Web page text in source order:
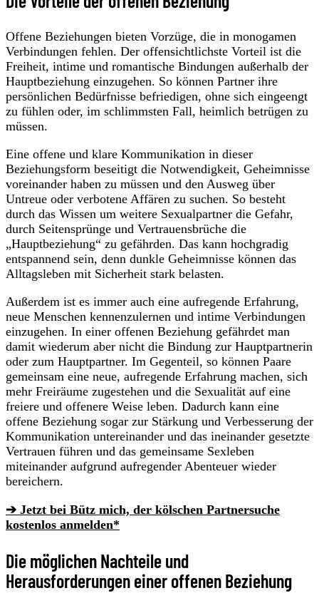
Offene Beziehungen bieten Vorzüge, die in monogamen
Verbindungen fehlen. Der offensichtlichste Vorteil ist die
Freiheit, intime und romantische Bindungen außerhalb der
Hauptbeziehung einzugehen. So können Partner ihre
persönlichen Bedürfnisse befriedigen, ohne sich eingeengt
zu fühlen oder, im schlimmsten Fall, heimlich betrügen zu
müssen.
Eine offene und klare Kommunikation in dieser
Beziehungsform beseitigt die Notwendigkeit, Geheimnisse
voreinander haben zu müssen und den Ausweg über
Untreue oder verbotene Affären zu suchen. So besteht
durch das Wissen um weitere Sexualpartner die Gefahr,
durch Seitensprünge und Vertrauensbrüche die
„Hauptbeziehung“ zu gefährden. Das kann hochgradig
entspannend sein, denn dunkle Geheimnisse können das
Alltagsleben mit Sicherheit stark belasten.
Außerdem ist es immer auch eine aufregende Erfahrung,
neue Menschen kennenzulernen und intime Verbindungen
einzugehen. In einer offenen Beziehung gefährdet man
damit wiederum aber nicht die Bindung zur Hauptpartnerin
oder zum Hauptpartner. Im Gegenteil, so können Paare
gemeinsam eine neue, aufregende Erfahrung machen, sich
mehr Freiräume zugestehen und die Sexualität auf eine
freiere und offenere Weise leben. Dadurch kann eine
offene Beziehung sogar zur Stärkung und Verbesserung der
Kommunikation untereinander und das ineinander gesetzte
Vertrauen führen und das gemeinsame Sexleben
miteinander aufgrund aufregender Abenteuer wieder
bereichern.
➔ Jetzt bei Bütz mich, der kölschen Partnersuche
kostenlos anmelden*
Die möglichen Nachteile und
Herausforderungen einer offenen Beziehung